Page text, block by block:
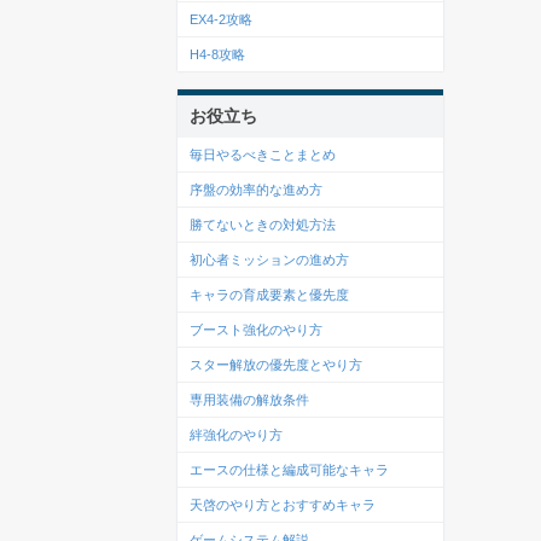
EX4-2攻略
H4-8攻略
お役立ち
毎日やるべきことまとめ
序盤の効率的な進め方
勝てないときの対処方法
初心者ミッションの進め方
キャラの育成要素と優先度
ブースト強化のやり方
スター解放の優先度とやり方
専用装備の解放条件
絆強化のやり方
エースの仕様と編成可能なキャラ
天啓のやり方とおすすめキャラ